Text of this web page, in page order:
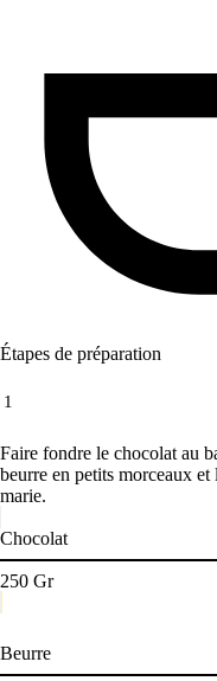
Étapes de préparation
1
Faire fondre le chocolat au
beurre en petits morceaux
marie.
Chocolat
250 Gr
Beurre